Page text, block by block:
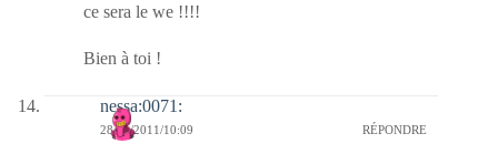
ce sera le we !!!!
Bien à toi !
nessa:0071:
28/01/2011/10:09 RÉPONDRE